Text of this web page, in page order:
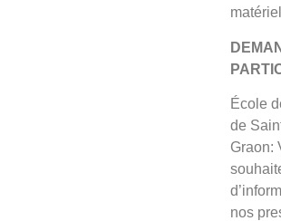
École
de
Graon:
nos